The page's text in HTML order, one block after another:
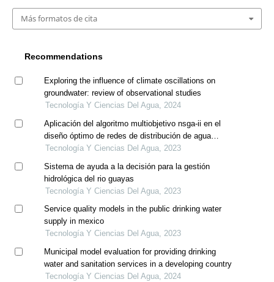
Más formatos de cita
Recommendations
Exploring the influence of climate oscillations on
groundwater: review of observational studies
Tecnología Y Ciencias Del Agua, 2024
Aplicación del algoritmo multiobjetivo nsga-ii en el
diseño óptimo de redes de distribución de agua
potable. caso: ciudad de huancavelica, perú
Tecnología Y Ciencias Del Agua, 2023
Sistema de ayuda a la decisión para la gestión
hidrológica del rio guayas
Tecnología Y Ciencias Del Agua, 2023
Service quality models in the public drinking water
supply in mexico
Tecnología Y Ciencias Del Agua, 2023
Municipal model evaluation for providing drinking
water and sanitation services in a developing country
Tecnología Y Ciencias Del Agua, 2024